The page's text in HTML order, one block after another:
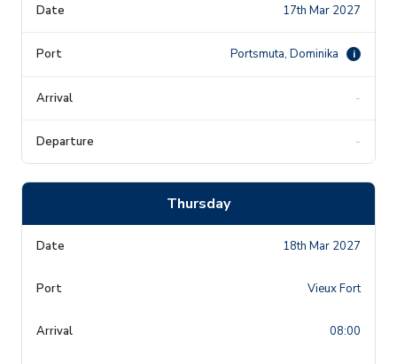
17th Mar 2027
Portsmuta, Dominika i
-
-
Thursday
18th Mar 2027
Vieux Fort
08:00